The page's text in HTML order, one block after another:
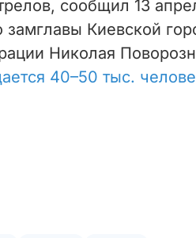
сообщил 13
Киевской
Николая
40–50 тыс.